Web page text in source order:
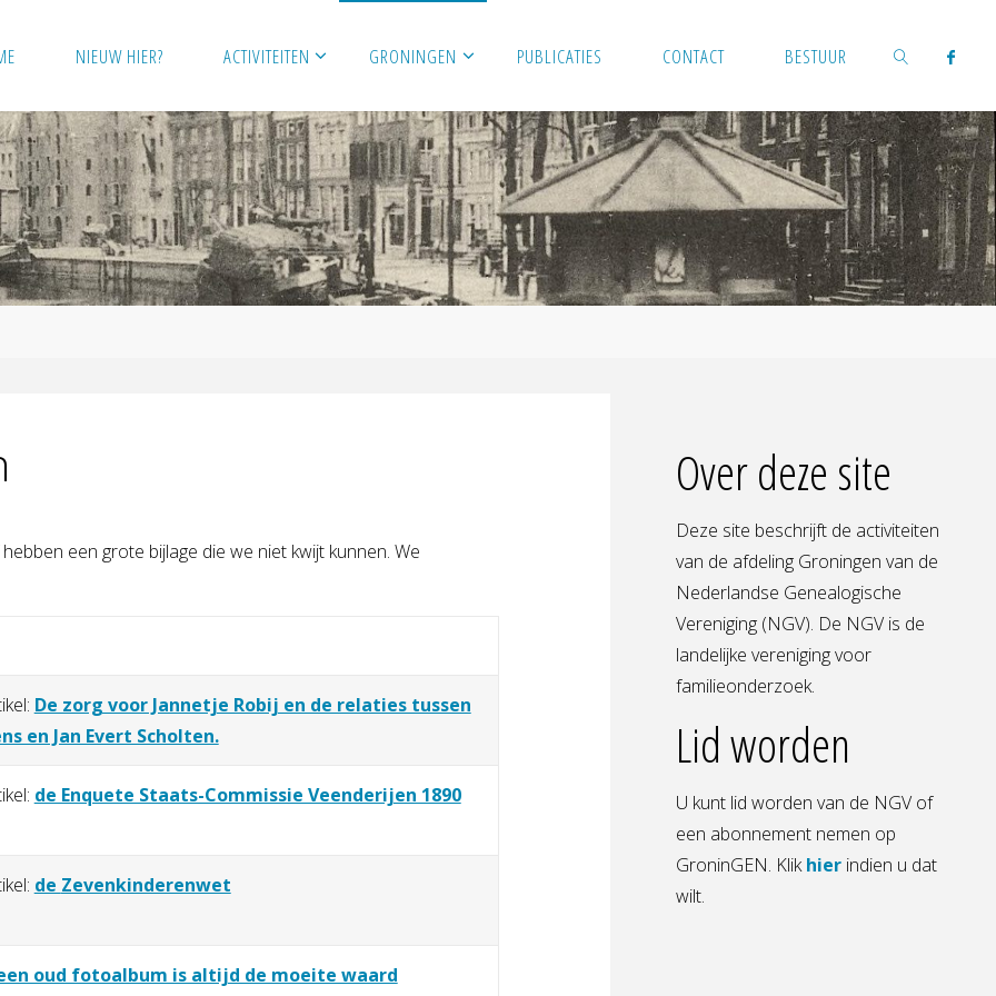
NIEUW HIER? ACTIVITEITEN GRONINGEN PUBLICATIES CONTACT BESTUUR
ZOEKEN
een grote bijlage die we niet kwijt kunnen. We
De zorg voor Jannetje Robij en de relaties tussen
en Jan Evert Scholten.
de Enquete Staats-Commissie Veenderijen 1890
de Zevenkinderenwet
oud fotoalbum is altijd de moeite waard
Over deze site
Deze site beschrijft de activiteiten
van de afdeling Groningen van de
Nederlandse Genealogische
Vereniging (NGV). De NGV is de
landelijke vereniging voor
familieonderzoek.
Lid worden
U kunt lid worden van de NGV of
een abonnement nemen op
GroninGEN. Klikhier indien u dat
wilt.